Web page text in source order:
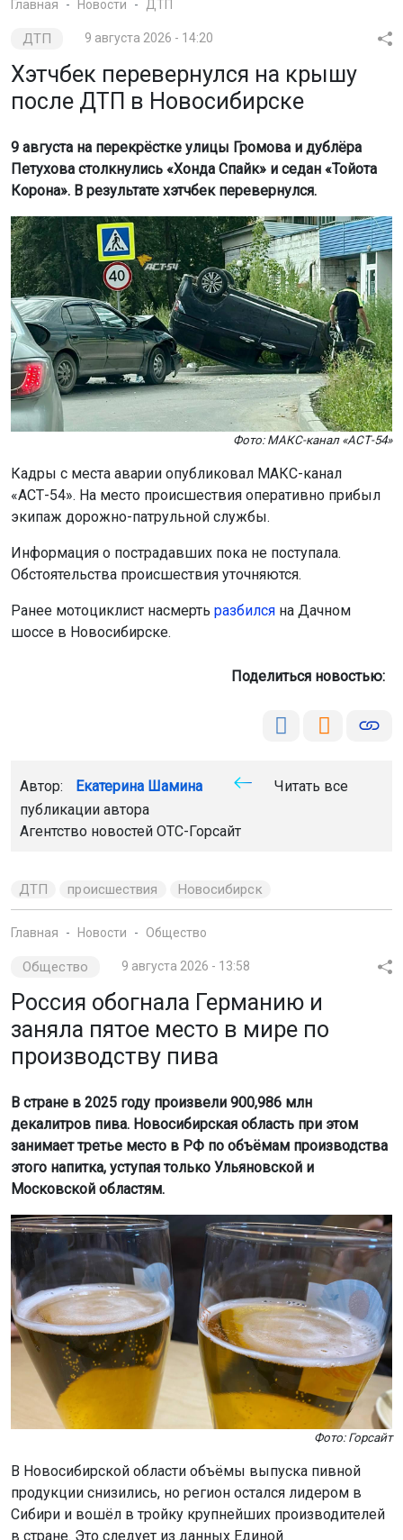
Главная Новости ДТП
ДТП 9 августа 2026 - 14:20
Хэтчбек перевернулся на крышу
после ДТП в Новосибирске
9 августа на перекрёстке улицы Громова и дублёра
Петухова столкнулись «Хонда Спайк» и седан «Тойота
Корона». В результате хэтчбек перевернулся.
Фото: МАКС-канал «АСТ-54»
Кадры с места аварии опубликовал МАКС-канал
«АСТ-54». На место происшествия оперативно прибыл
экипаж дорожно-патрульной службы.
Информация о пострадавших пока не поступала.
Обстоятельства происшествия уточняются.
Ранее мотоциклист насмерть разбился на Дачном
шоссе в Новосибирске.
Поделиться новостью:
Автор: Екатерина Шамина
Читать все
публикации автора
Агентство новостей ОТС-Горсайт
ДТП происшествия Новосибирск
Главная Новости Общество
Общество 9 августа 2026 - 13:58
Россия обогнала Германию и
заняла пятое место в мире по
производству пива
В стране в 2025 году произвели 900,986 млн
декалитров пива. Новосибирская область при этом
занимает третье место в РФ по объёмам производства
этого напитка, уступая только Ульяновской и
Московской областям.
Фото: Горсайт
В Новосибирской области объёмы выпуска пивной
продукции снизились, но регион остался лидером в
Сибири и вошёл в тройку крупнейших производителей
в стране. Это следует из данных Единой